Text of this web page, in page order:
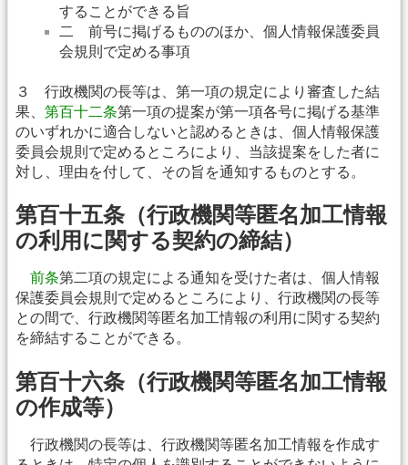
することができる旨
二 前号に掲げるもののほか、個人情報保護委員
会規則で定める事項
３ 行政機関の長等は、第一項の規定により審査した結
果、 第百十二条第一項の提案が第一項各号に掲げる基準
のいずれかに適合しないと認めるときは、個人情報保護
委員会規則で定めるところにより、当該提案をした者に
対し、理由を付して、その旨を通知するものとする。
第百十五条（行政機関等匿名加工情報
の利用に関する契約の締結）
前条第二項の規定による通知を受けた者は、個人情報
保護委員会規則で定めるところにより、行政機関の長等
との間で、行政機関等匿名加工情報の利用に関する契約
を締結することができる。
第百十六条（行政機関等匿名加工情報
の作成等）
行政機関の長等は、行政機関等匿名加工情報を作成す